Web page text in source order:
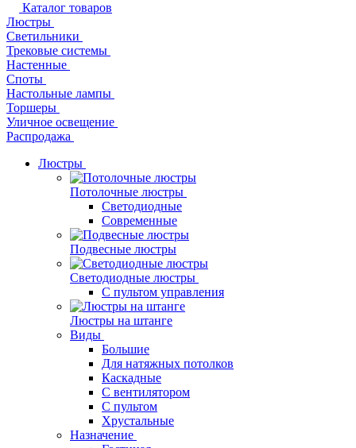
Каталог товаров
Люстры
Светильники
Трековые системы
Настенные
Споты
Настольные лампы
Торшеры
Уличное освещение
Распродажа
Люстры
Потолочные люстры
Светодиодные
Современные
Подвесные люстры
Светодиодные люстры
С пультом управления
Люстры на штанге
Виды
Большие
Для натяжных потолков
Каскадные
С вентилятором
С пультом
Хрустальные
Назначение